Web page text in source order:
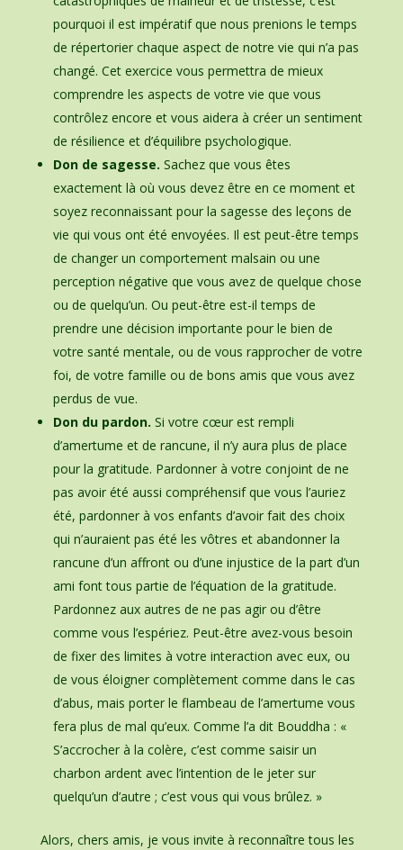
pourquoi il est impératif que nous prenions le temps
de répertorier chaque aspect de notre vie qui n’a pas
changé. Cet exercice vous permettra de mieux
comprendre les aspects de votre vie que vous
contrôlez encore et vous aidera à créer un sentiment
de résilience et d’équilibre psychologique.
Don de sagesse. Sachez que vous êtes
exactement là où vous devez être en ce moment et
soyez reconnaissant pour la sagesse des leçons de
vie qui vous ont été envoyées. Il est peut-être temps
de changer un comportement malsain ou une
perception négative que vous avez de quelque chose
ou de quelqu’un. Ou peut-être est-il temps de
prendre une décision importante pour le bien de
votre santé mentale, ou de vous rapprocher de votre
foi, de votre famille ou de bons amis que vous avez
perdus de vue.
Don du pardon. Si votre cœur est rempli
d’amertume et de rancune, il n’y aura plus de place
pour la gratitude. Pardonner à votre conjoint de ne
pas avoir été aussi compréhensif que vous l’auriez
été, pardonner à vos enfants d’avoir fait des choix
qui n’auraient pas été les vôtres et abandonner la
rancune d’un affront ou d’une injustice de la part d’un
ami font tous partie de l’équation de la gratitude.
Pardonnez aux autres de ne pas agir ou d’être
comme vous l’espériez. Peut-être avez-vous besoin
de fixer des limites à votre interaction avec eux, ou
de vous éloigner complètement comme dans le cas
d’abus, mais porter le flambeau de l’amertume vous
fera plus de mal qu’eux. Comme l’a dit Bouddha : «
S’accrocher à la colère, c’est comme saisir un
charbon ardent avec l’intention de le jeter sur
quelqu’un d’autre ; c’est vous qui vous brûlez. »
Alors, chers amis, je vous invite à reconnaître tous les